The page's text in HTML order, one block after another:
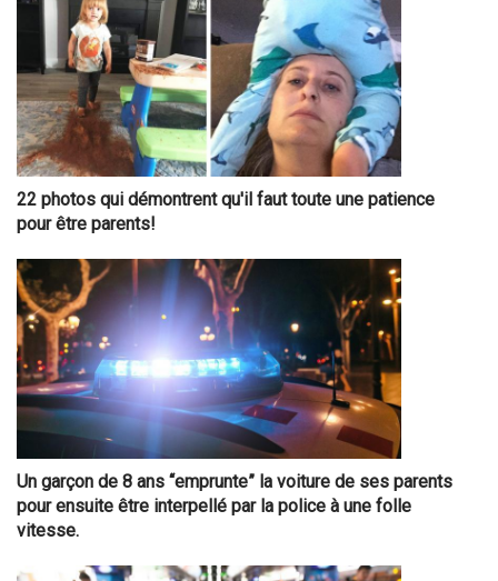
22 photos qui démontrent qu'il faut toute une patience
pour être parents!
Un garçon de 8 ans “emprunte” la voiture de ses parents
pour ensuite être interpellé par la police à une folle
vitesse.